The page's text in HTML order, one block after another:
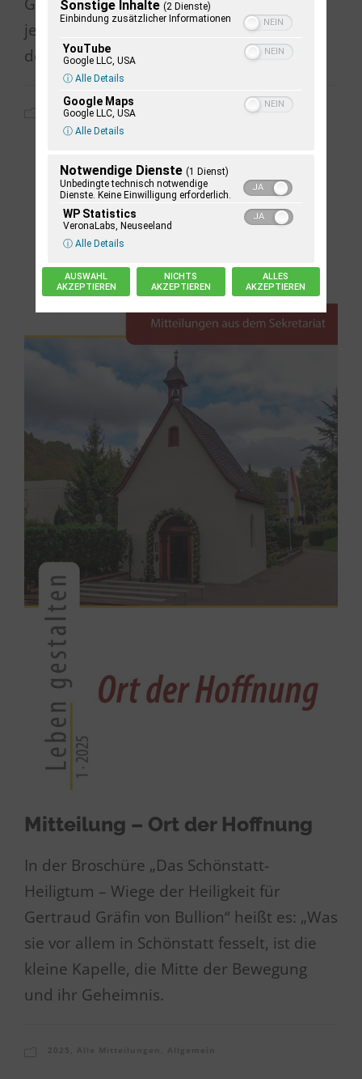
Gestalt an. Sie „inkarniert“ gleichsam in
jedem und jeder von uns in dem Maß, in
dem wir uns ihr öffnen.
2025, Alle Mitteilungen
Mitteilung – Ort der Hoffnung
In der Broschüre „Das Schönstatt-
Heiligtum – Wiege der Heiligkeit für
Gertraud Gräfin von Bullion“ heißt es: „Was
sie vor allem in Schönstatt fesselt, ist die
kleine Kapelle, die Mitte der Bewegung
und ihr Geheimnis.
Sonstige Inhalte (2 Dienste)
Einbindung zusätzlicher Informationen
YouTube
Google LLC, USA
ⓘ Alle Details
Google Maps
Google LLC, USA
ⓘ Alle Details
Notwendige Dienste (1 Dienst)
Unbedingte technisch notwendige
Dienste. Keine Einwilligung erforderlich.
WP Statistics
VeronaLabs, Neuseeland
ⓘ Alle Details
AUSWAHL
AKZEPTIEREN
NICHTS
AKZEPTIEREN
ALLES
AKZEPTIEREN